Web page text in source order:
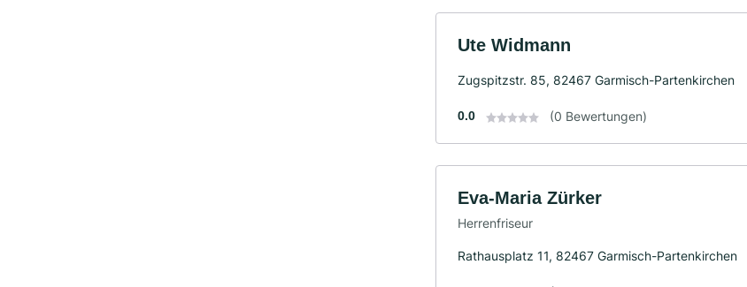
Ute Widmann
Zugspitzstr. 85, 82467 Garmisch-Partenkirchen
0.0 (0 Bewertungen)
Eva-Maria Zürker
Herrenfriseur
Rathausplatz 11, 82467 Garmisch-Partenkirchen